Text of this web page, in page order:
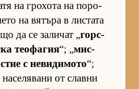
на гро­хота на по­ро­
на вя­търа в лис­тата
да се за­ли­чат „гор­с­
те­о­фа­гия“; „мис­
с не­ви­ди­мото“;
от славни